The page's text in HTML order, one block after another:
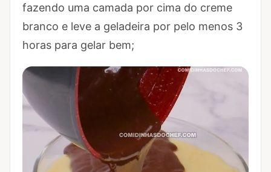
fazendo uma camada por cima do creme
branco e leve a geladeira por pelo menos 3
horas para gelar bem;